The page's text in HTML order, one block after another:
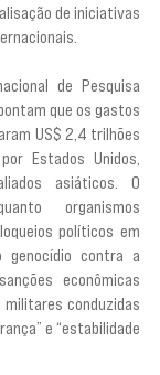
de iniciativas
de Pesquisa
que os gastos
US$ 2,4 trilhões
Estados Unidos,
asiáticos. O
organismos
políticos em
genocídio contra a
econômicas
conduzidas
e “estabilidade